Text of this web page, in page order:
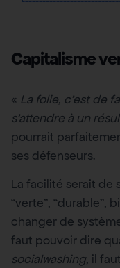
Capitalisme
« La folie, c’est de
s’attendre à un
pourrait
ses défenseurs.
La facilité serait de
“verte”, “durable”,
changer de
faut pouvoir dire
socialwashing, il